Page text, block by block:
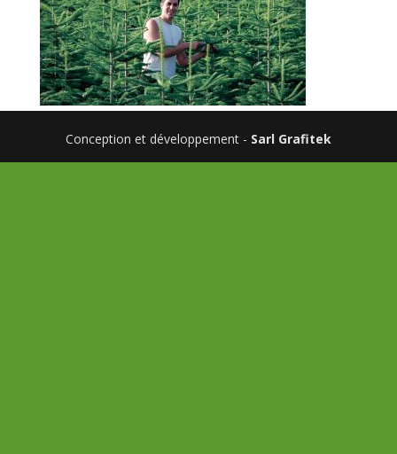
Conception et développement - Sarl Grafitek